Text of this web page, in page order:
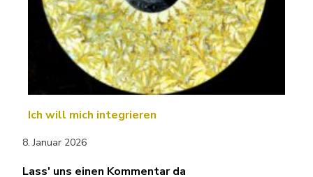
Ich will mich integrieren
8. Januar 2026
Lass' uns einen Kommentar da